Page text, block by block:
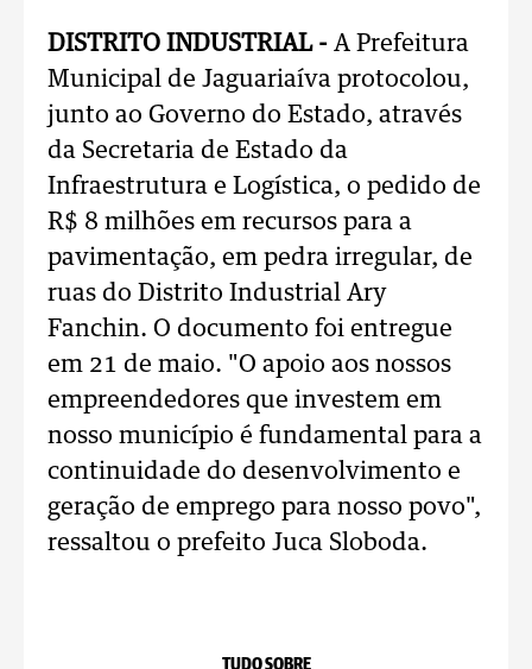
DISTRITO INDUSTRIAL - A Prefeitura
Municipal de Jaguariaíva protocolou,
junto ao Governo do Estado, através
da Secretaria de Estado da
Infraestrutura e Logística, o pedido de
R$ 8 milhões em recursos para a
pavimentação, em pedra irregular, de
ruas do Distrito Industrial Ary
Fanchin. O documento foi entregue
em 21 de maio. "O apoio aos nossos
empreendedores que investem em
nosso município é fundamental para a
continuidade do desenvolvimento e
geração de emprego para nosso povo",
ressaltou o prefeito Juca Sloboda.
TUDO SOBRE